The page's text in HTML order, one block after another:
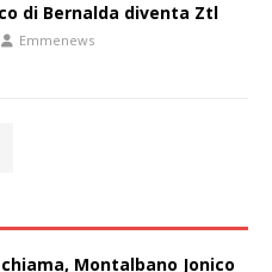
di Bernalda diventa Ztl
Emmenews
Montalbano Jonico